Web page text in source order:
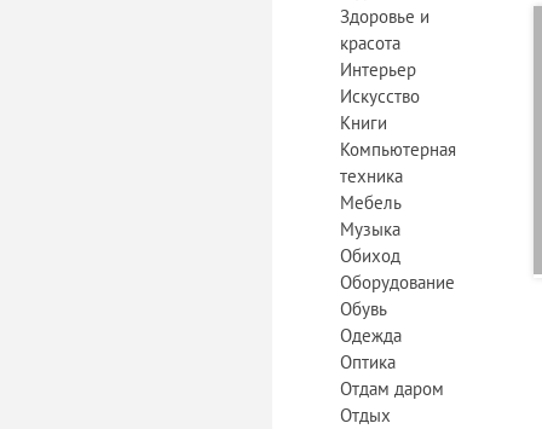
Здоровье и
красота
Интерьер
Искусство
Книги
Компьютерная
техника
Мебель
Музыка
Обиход
Оборудование
Обувь
Одежда
Оптика
Отдам даром
Отдых